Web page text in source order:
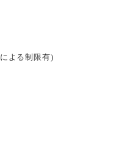
よる制限有)